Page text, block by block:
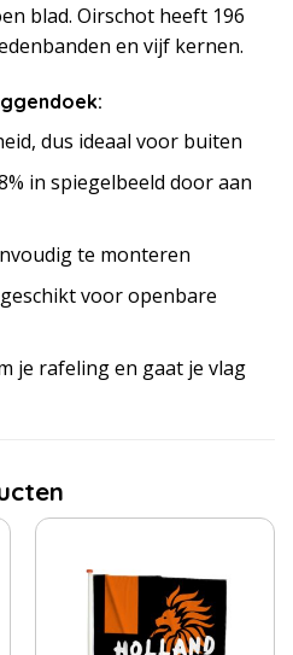
blad. Oirschot heeft 196
en vijf kernen.
dus ideaal voor buiten
in spiegelbeeld door aan
te monteren
voor openbare
je rafeling en gaat je vlag